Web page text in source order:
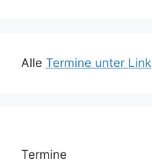
Alle Termine unter Link
Termine